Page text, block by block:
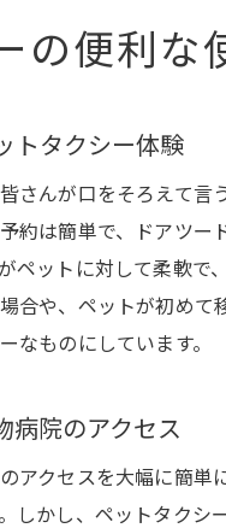
ペッ
の便利な
トタクシー体験
さんが口をそろえて
約は簡単で、ドアツ
ペットに対して柔軟
合や、ペットが初め
なものにしています。
病院のアクセス
アクセスを大幅に簡
しかし、ペットタク